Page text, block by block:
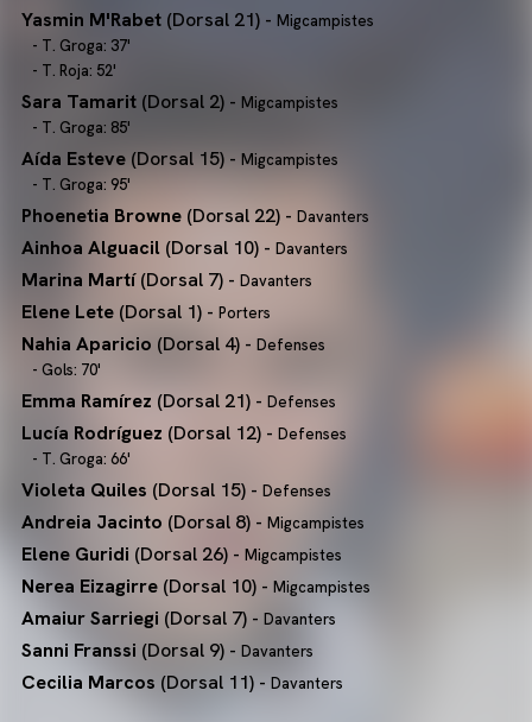
Yasmin M'Rabet (Dorsal 21) - Migcampistes
- T. Groga: 37'
- T. Roja: 52'
Sara Tamarit (Dorsal 2) - Migcampistes
- T. Groga: 85'
Aída Esteve (Dorsal 15) - Migcampistes
- T. Groga: 95'
Phoenetia Browne (Dorsal 22) - Davanters
Ainhoa Alguacil (Dorsal 10) - Davanters
Marina Martí(Dorsal 7) - Davanters
Elene Lete (Dorsal 1) - Porters
Nahia Aparicio (Dorsal 4) - Defenses
- Gols: 70'
Emma Ramírez (Dorsal 21) - Defenses
Lucía Rodríguez (Dorsal 12) - Defenses
- T. Groga: 66'
Violeta Quiles (Dorsal 15) - Defenses
Andreia Jacinto (Dorsal 8) - Migcampistes
Elene Guridi (Dorsal 26) - Migcampistes
Nerea Eizagirre (Dorsal 10) - Migcampistes
Amaiur Sarriegi (Dorsal 7) - Davanters
Sanni Franssi (Dorsal 9) - Davanters
Cecilia Marcos (Dorsal 11) - Davanters